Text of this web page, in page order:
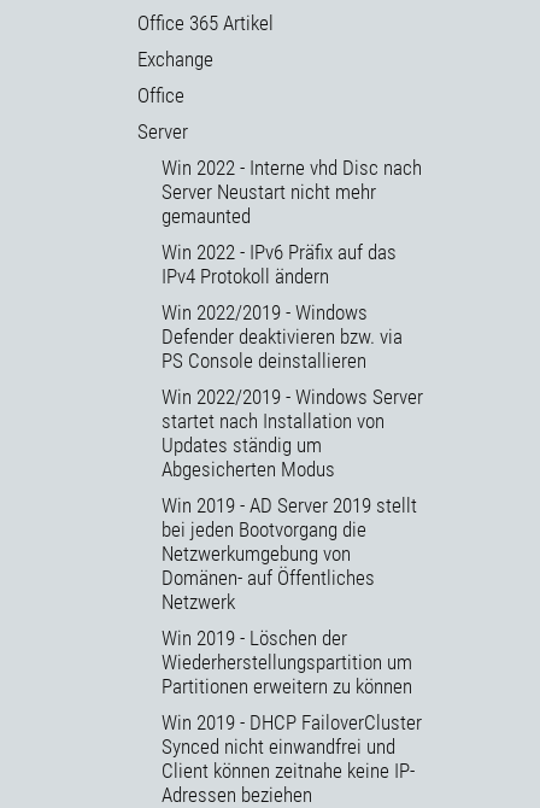
Office 365 Artikel
Exchange
Office
Server
Win 2022 - Interne vhd Disc nach
Server Neustart nicht mehr
gemaunted
Win 2022 - IPv6 Präfix auf das
IPv4 Protokoll ändern
Win 2022/2019 - Windows
Defender deaktivieren bzw. via
PS Console deinstallieren
Win 2022/2019 - Windows Server
startet nach Installation von
Updates ständig um
Abgesicherten Modus
Win 2019 - AD Server 2019 stellt
bei jeden Bootvorgang die
Netzwerkumgebung von
Domänen- auf Öffentliches
Netzwerk
Win 2019 - Löschen der
Wiederherstellungspartition um
Partitionen erweitern zu können
Win 2019 - DHCP FailoverCluster
Synced nicht einwandfrei und
Client können zeitnahe keine IP-
Adressen beziehen